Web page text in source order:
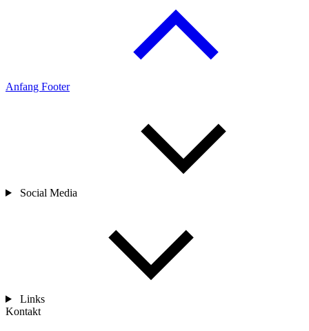
Anfang Footer
Social Media
Links
Kontakt